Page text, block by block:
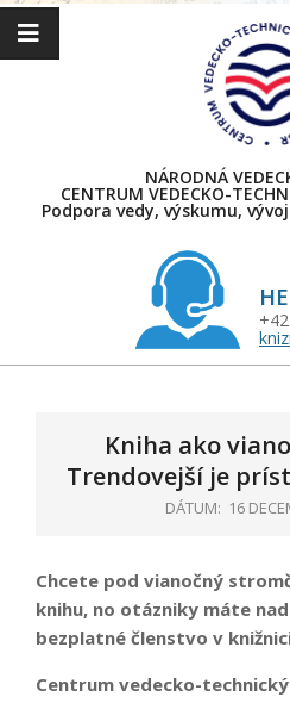
Skip
NÁRODNÁ
CENTRUM VEDECKO-
Podpora vedy, výskumu,
Kniha ako
Trendovejší je
DÁTUM: 16
Chcete pod vianočný
knihu, no otázniky máte
bezplatné členstvo v
Centrum vedecko-